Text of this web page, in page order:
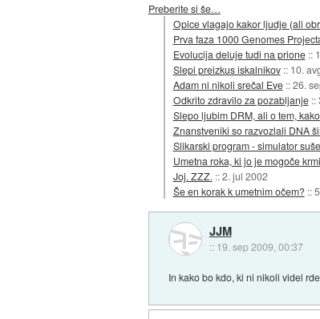
Preberite si še…
Opice vlagajo kakor ljudje (ali
Prva faza 1000 Genomes
Evolucija deluje tudi na prione ::
Slepi preizkus iskalnikov :: 10.
Adam ni nikoli srečal Eve ::26.
Odkrito zdravilo za pozabljanje ::
Slepo ljubim DRM, ali o tem,
Znanstveniki so razvozlali DNA
Slikarski program - simulator
Umetna roka, ki jo je mogoče
Joj. ZZZ. ::2. jul 2002
Še en korak k umetnim očem? ::
JJM
:: 19. sep 2009, 00:37
In kako bo kdo, ki ni nikoli videl